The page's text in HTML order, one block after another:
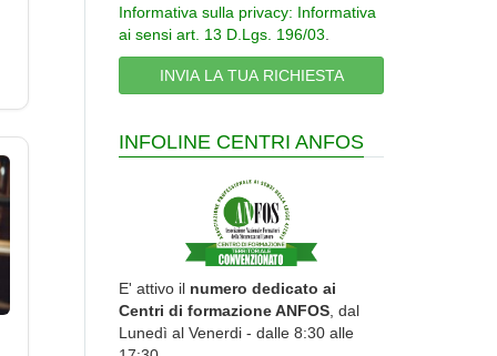
Informativa sulla privacy: Informativa
ai sensi art. 13 D.Lgs. 196/03
INFOLINE CENTRI ANFOS
E' attivo il numero dedicato ai
Centri di formazione ANFOS , dal
Lunedì al Venerdi - dalle 8:30 alle